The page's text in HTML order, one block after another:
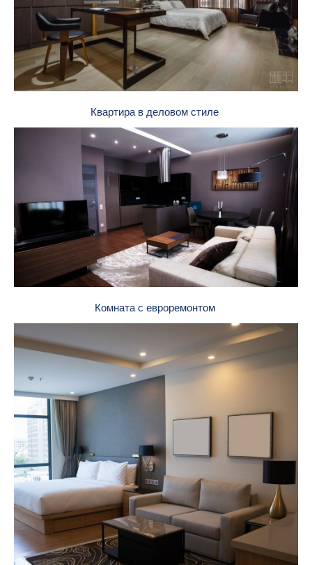
Квартира в деловом стиле
Комната с евроремонтом